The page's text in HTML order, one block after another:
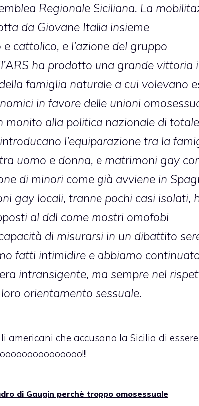
Regionale Siciliana. La
da Giovane Italia insieme
cattolico, e l’azione del gruppo
ha prodotto una grande vittoria
famiglia naturale a cui volevano
in favore delle unioni
monito alla politica nazionale di totale
l’equiparazione tra la
uomo e donna, e matrimoni gay
di minori come già avviene in
gay locali, tranne pochi casi isolati,
al ddl come mostri omofobi
di misurarsi in un dibattito
fatti intimidire e abbiamo
intransigente, ma sempre nel
orientamento sessuale.
americani che accusano la Sicilia di essere
di Gaugin perchè troppo omosessuale